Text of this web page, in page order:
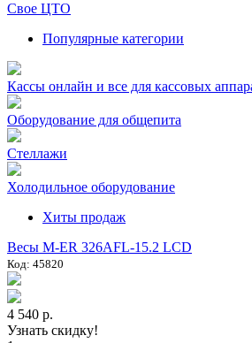
Свое ЦТО
Популярные категории
Кассы онлайн и все для кассовых
Оборудование для общепита
Стеллажи
Холодильное оборудование
Хиты продаж
Весы M-ER 326AFL-15.2 LCD
Код: 45820
4 540 р.
Узнать скидку!